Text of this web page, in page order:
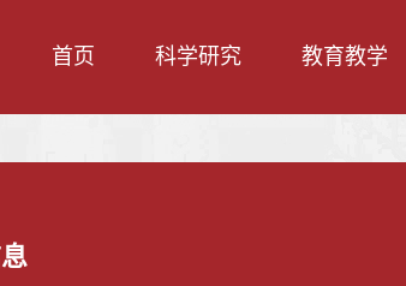
首页 科学研究 教育教学